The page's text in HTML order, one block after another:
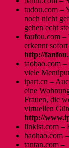
tudou.com –
noch nicht
gehen echt
faufou.com –
erkennt
http://
taobao.com
viele
ipart.cn –
eine
Frauen, die
virtuellen
http://
linkist.com –
haohao.com
tantan.com –